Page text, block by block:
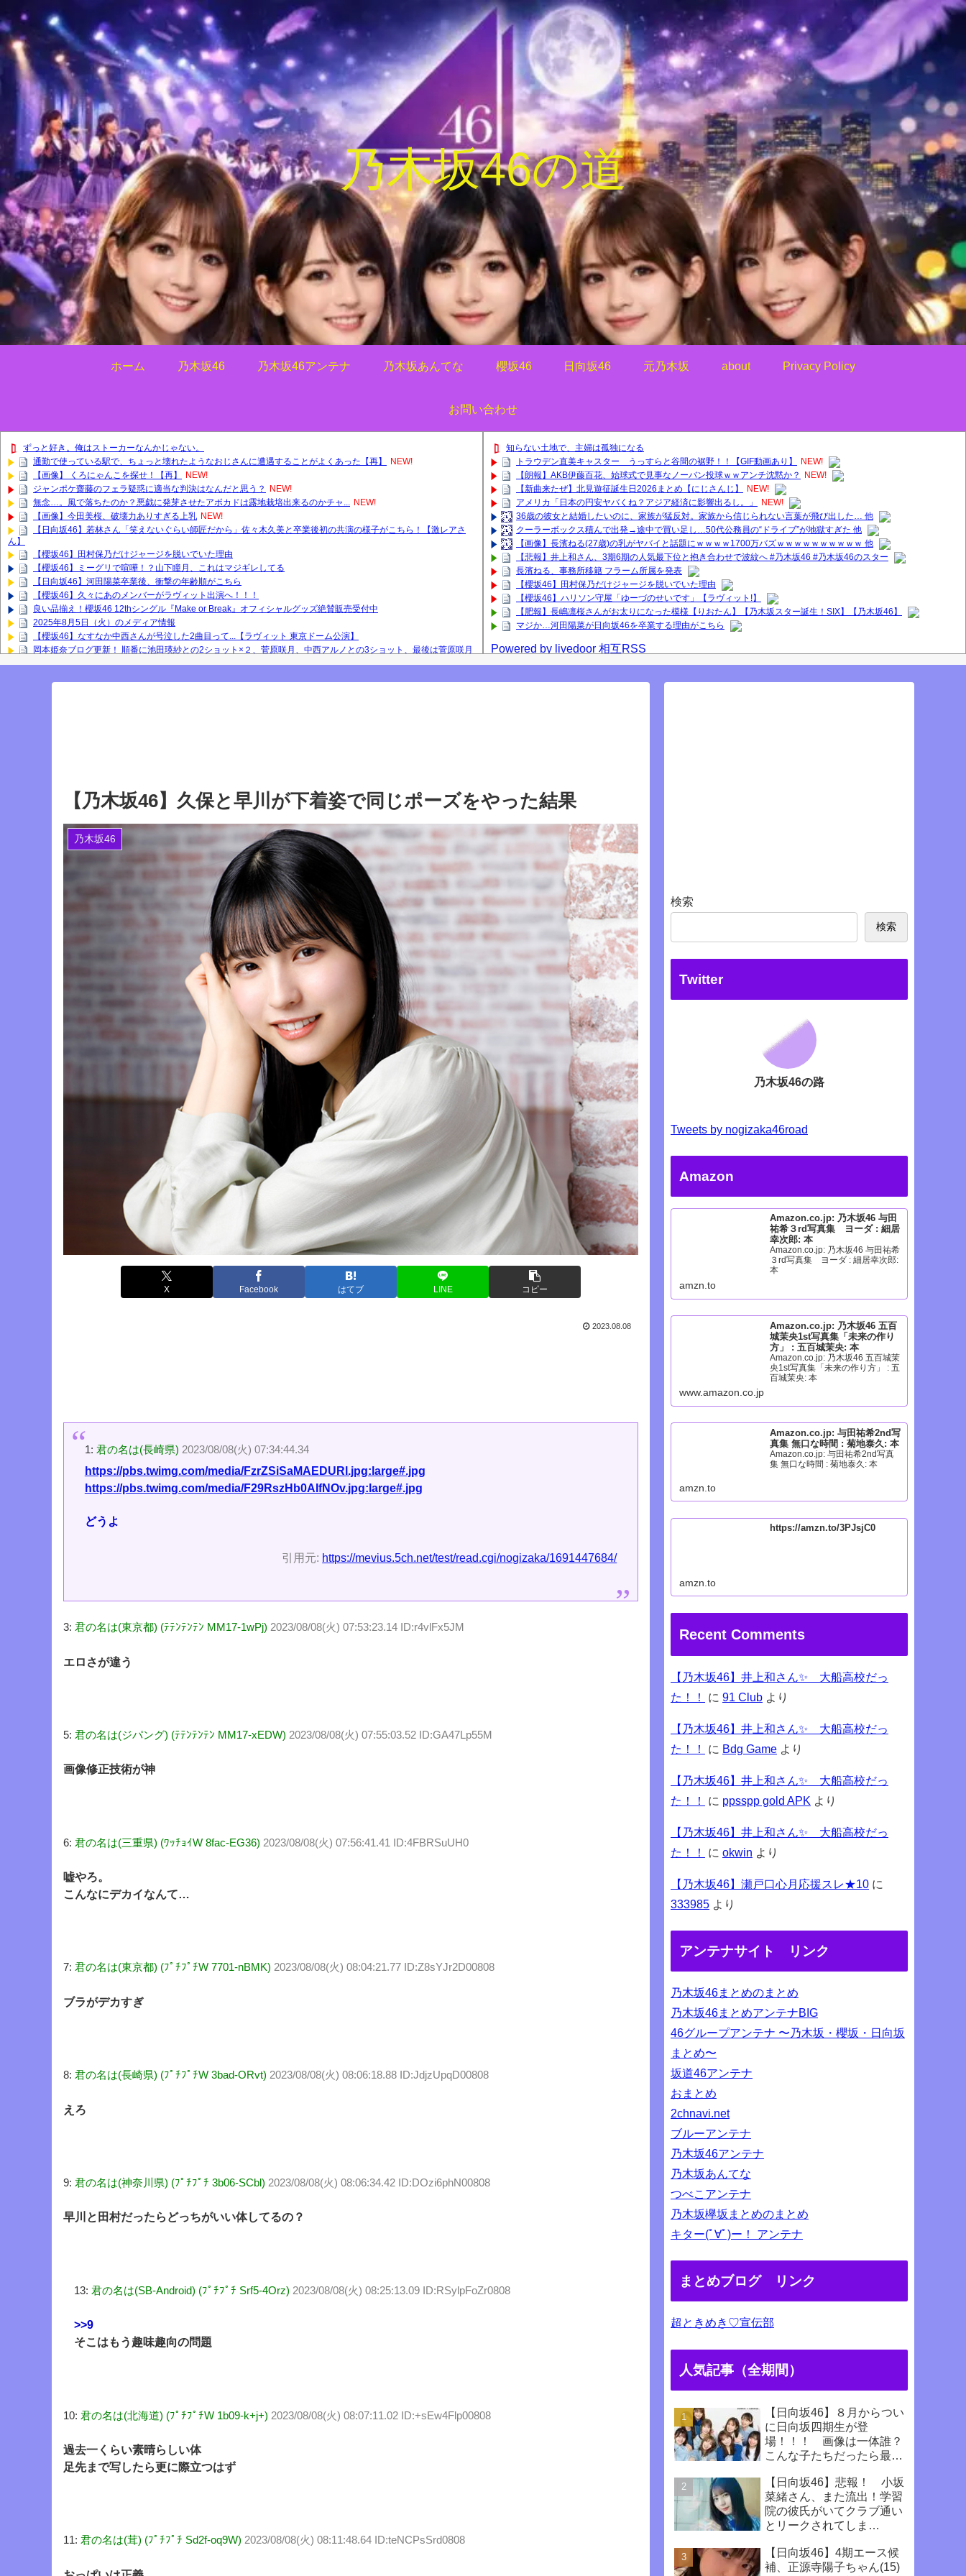
乃木坂46の道
ホーム 乃木坂46 乃木坂46アンテナ 乃木坂あんてな 櫻坂46 日向坂46 元乃木坂 about Privacy Policy
お問い合わせ
ずっと好き。俺はストーカーなんかじゃない。
通勤で使っている駅で、ちょっと壊れたようなおじさんに遭遇することがよくあった【再】
NEW!
【画像】 くろにゃんこを探せ！【再】
NEW!
ジャンポケ齋藤のフェラ疑惑に適当な判決はなんだと思う？
NEW!
無念…。風で落ちたのか？悪戯に発芽させたアボカドは露地栽培出来るのかチャ... NEW!
【画像】今田美桜、破壊力ありすぎる上乳 NEW!
【日向坂46】若林さん「笑えないぐらい師匠だから」佐々木久美と卒業後初の共演の様子がこちら！【激レアさ
ん】
【櫻坂46】田村保乃だけジャージを脱いでいた理由
【櫻坂46】ミーグリで喧嘩！？山下瞳月、これはマジギレしてる
【日向坂46】河田陽菜卒業後、衝撃の年齢順がこちら
【櫻坂46】久々にあのメンバーがラヴィット出演へ！！！
良い品揃え！櫻坂46 12thシングル『Make or Break』オフィシャルグッズ絶賛販売受付中
2025年8月5日（火）のメディア情報
【櫻坂46】なすなか中西さんが号泣した2曲目って...【ラヴィット 東京ドーム公演】
岡本姫奈ブログ更新！ 順番に池田瑛紗との2ショット×２、菅原咲月、中西アルノとの3ショット、最後は菅原咲月
知らない土地で、主婦は孤独になる
トラウデン直美キャスター うっすらと谷間の裾野！！【GIF動画あり】
NEW!
【朗報】AKB伊藤百花、始球式で見事なノーバン投球ｗｗアンチ沈黙か？
NEW!
【新曲来たぜ】北見遊征誕生日2026まとめ【にじさんじ】
NEW!
アメリカ「日本の円安ヤバくね？アジア経済に影響出るし。」
NEW!
36歳の彼女と結婚したいのに、家族が猛反対。家族から信じられない言葉が飛び出した… 他
クーラーボックス積んで出発→途中で買い足し…50代公務員の“ドライブ”が地獄すぎた 他
【画像】長濱ねる(27歳)の乳がヤバイと話題にｗｗｗｗ1700万バズｗｗｗｗｗｗｗｗｗｗ 他
【悲報】井上和さん、3期6期の人気最下位と抱き合わせで波紋へ #乃木坂46 #乃木坂46のスター
長濱ねる、事務所移籍 フラーム所属を発表
【櫻坂46】田村保乃だけジャージを脱いでいた理由
【櫻坂46】ハリソン守屋「ゆーづのせいです」【ラヴィット!】
【肥報】長嶋凛桜さんがお太りになった模様【りおたん】【乃木坂スター誕生！SIX】【乃木坂46】
マジか…河田陽菜が日向坂46を卒業する理由がこちら
Powered by livedoor 相互RSS
【乃木坂46】久保と早川が下着姿で同じポーズをやった結果
乃木坂46
X Facebook はてブ LINE コピー
2023.08.08
1: 君の名は(長崎県) 2023/08/08(火) 07:34:44.34
https://pbs.twimg.com/media/FzrZSiSaMAEDURl.jpg:large#.jpg
https://pbs.twimg.com/media/F29RszHb0AIfNOv.jpg:large#.jpg
どうよ
引用元: https://mevius.5ch.net/test/read.cgi/nogizaka/1691447684/
3: 君の名は(東京都) (ﾃﾃﾝﾃﾝﾃﾝ MM17-1wPj) 2023/08/08(火) 07:53:23.14 ID:r4vlFx5JM
エロさが違う
5: 君の名は(ジパング) (ﾃﾃﾝﾃﾝﾃﾝ MM17-xEDW) 2023/08/08(火) 07:55:03.52 ID:GA47Lp55M
画像修正技術が神
6: 君の名は(三重県) (ﾜｯﾁｮｲW 8fac-EG36) 2023/08/08(火) 07:56:41.41 ID:4FBRSuUH0
嘘やろ。
こんなにデカイなんて…
7: 君の名は(東京都) (ﾌﾟﾁﾌﾟﾁW 7701-nBMK) 2023/08/08(火) 08:04:21.77 ID:Z8sYJr2D00808
ブラがデカすぎ
8: 君の名は(長崎県) (ﾌﾟﾁﾌﾟﾁW 3bad-ORvt) 2023/08/08(火) 08:06:18.88 ID:JdjzUpqD00808
えろ
9: 君の名は(神奈川県) (ﾌﾟﾁﾌﾟﾁ 3b06-SCbl) 2023/08/08(火) 08:06:34.42 ID:DOzi6phN00808
早川と田村だったらどっちがいい体してるの？
13: 君の名は(SB-Android) (ﾌﾟﾁﾌﾟﾁ Srf5-4Orz) 2023/08/08(火) 08:25:13.09 ID:RSylpFoZr0808
>>9
そこはもう趣味趣向の問題
10: 君の名は(北海道) (ﾌﾟﾁﾌﾟﾁW 1b09-k+j+) 2023/08/08(火) 08:07:11.02 ID:+sEw4Flp00808
過去一くらい素晴らしい体
足先まで写したら更に際立つはず
11: 君の名は(茸) (ﾌﾟﾁﾌﾟﾁ Sd2f-oq9W) 2023/08/08(火) 08:11:48.64 ID:teNCPsSrd0808
検索
検索
Twitter
乃木坂46の路
Tweets by nogizaka46road
Amazon
Amazon.co.jp: 乃木坂46 与田
祐希３rd写真集 ヨーダ : 細居
幸次郎: 本
Amazon.co.jp: 乃木坂46 与田祐希
３rd写真集 ヨーダ : 細居幸次郎:
本
amzn.to
Amazon.co.jp: 乃木坂46 五百
城茉央1st写真集「未来の作り
方」 : 五百城茉央: 本
Amazon.co.jp: 乃木坂46 五百城茉
央1st写真集「未来の作り方」 : 五
百城茉央: 本
www.amazon.co.jp
Amazon.co.jp: 与田祐希2nd写
真集 無口な時間 : 菊地泰久: 本
Amazon.co.jp: 与田祐希2nd写真
集 無口な時間 : 菊地泰久: 本
amzn.to
https://amzn.to/3PJsjC0
amzn.to
Recent Comments
【乃木坂46】井上和さん✨ 大船高校だっ
た！！
に 91 Club より
【乃木坂46】井上和さん✨ 大船高校だっ
た！！
に Bdg Game より
【乃木坂46】井上和さん✨ 大船高校だっ
た！！
に ppsspp gold APK より
【乃木坂46】井上和さん✨ 大船高校だっ
た！！
に okwin より
【乃木坂46】瀬戸口心月応援スレ★10 に
333985 より
アンテナサイト リンク
乃木坂46まとめのまとめ
乃木坂46まとめアンテナBIG
46グループアンテナ 〜乃木坂・櫻坂・日向坂
まとめ〜
坂道46アンテナ
おまとめ
2chnavi.net
ブルーアンテナ
乃木坂46アンテナ
乃木坂あんてな
つべこアンテナ
乃木坂欅坂まとめのまとめ
キター(ﾟ∀ﾟ)ー！ アンテナ
まとめブログ リンク
超ときめき♡宣伝部
人気記事（全期間）
【日向坂46】８月からつい
に日向坂四期生が登
場！！！ 画像は一体誰？
こんな子たちだったら最高
【日向坂46】悲報！ 小坂
菜緒さん、また流出！学習
院の彼氏がいてクラブ通い
とリークされてしま
【日向坂46】4期エース候
補、正源寺陽子ちゃん(15)